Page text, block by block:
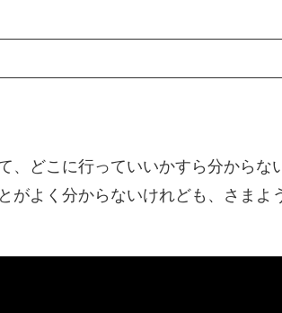
どこに行っていいかすら分からな
よく分からないけれども、さまよ